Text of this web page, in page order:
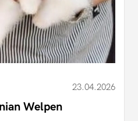
23.04.2026
Welpen